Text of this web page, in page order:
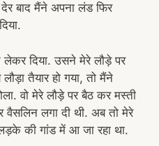
बाद मैंने अपना लंड फिर
दिया. उसने मेरे लौड़े पर
तैयार हो गया, तो मैंने
वो मेरे लौड़े पर बैठ कर मस्ती
लगा दी थी. अब तो मेरे
की गांड में आ जा रहा था.